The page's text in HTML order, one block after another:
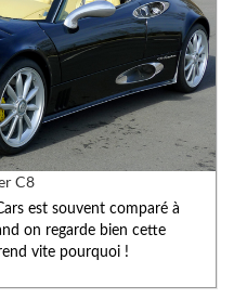
C8
est souvent comparé à
on regarde bien cette
vite pourquoi !